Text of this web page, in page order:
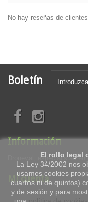
No hay reseñas de
Boletín
Información
Droneval, especialistas en
Mi cuenta
El rollo legal
La Ley 34/2002 nos
usamos cookies
cuartos ni de quintos)
y de sesión y para